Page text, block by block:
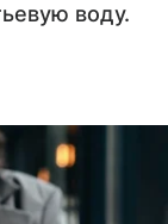
воду.